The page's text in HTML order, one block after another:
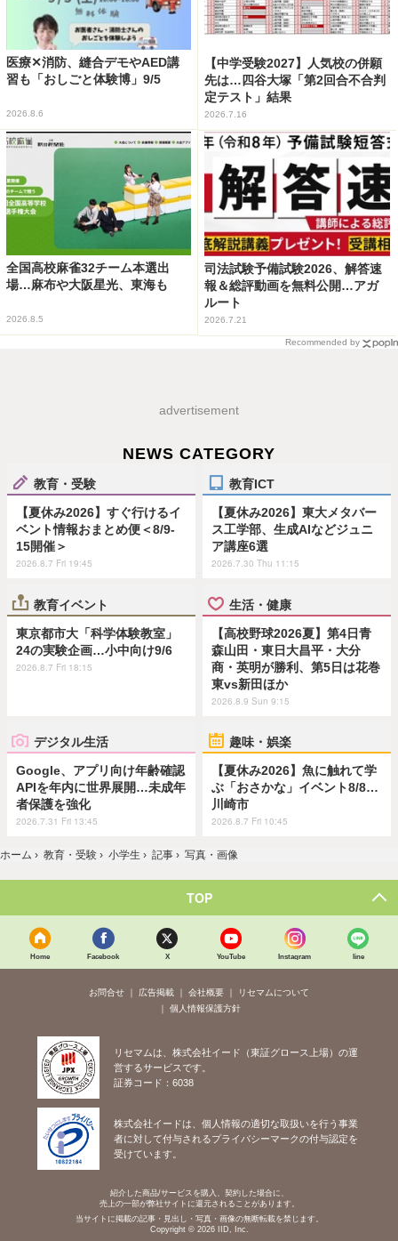
医療✕消防、縫合デモやAED講
習も「おしごと体験博」9/5
2026.8.6
【中学受験2027】人気校の併願
先は…四谷大塚「第2回合不合判
定テスト」結果
2026.7.16
全国高校麻雀32チーム本選出
場…麻布や大阪星光、東海も
2026.8.5
司法試験予備試験2026、解答速
報＆総評動画を無料公開…アガ
ルート
2026.7.21
Recommended by
advertisement
NEWS CATEGORY
教育・受験
【夏休み2026】すぐ行けるイ
ベント情報おまとめ便＜8/9-
15開催＞
2026.8.7 Fri 19:45
教育ICT
【夏休み2026】東大メタバー
ス工学部、生成AIなどジュニ
ア講座6選
2026.7.30 Thu 11:15
教育イベント
東京都市大「科学体験教室」
24の実験企画…小中向け9/6
2026.8.7 Fri 18:15
生活・健康
【高校野球2026夏】第4日青
森山田・東日大昌平・大分
商・英明が勝利、第5日は花巻
東vs新田ほか
2026.8.9 Sun 9:15
デジタル生活
Google、アプリ向け年齢確認
APIを年内に世界展開…未成年
者保護を強化
2026.7.31 Fri 13:45
趣味・娯楽
【夏休み2026】魚に触れて学
ぶ「おさかな」イベント8/8…
川崎市
2026.8.7 Fri 10:45
ホーム › 教育・受験 › 小学生 › 記事 › 写真・画像
TOP
Home Facebook X YouTube Instagram line
お問合せ 広告掲載 会社概要
リセマムについて
個人情報保護方針
リセマムは、株式会社イード（東証グロース上場）の運
営するサービスです。
証券コード：6038
株式会社イードは、個人情報の適切な取扱いを行う事業
者に対して付与されるプライバシーマークの付与認定を
受けています。
紹介した商品/サービスを購入、契約した場合に、
売上の一部が弊社サイトに還元されることがあります。
当サイトに掲載の記事・見出し・写真・画像の無断転載を禁じます。
Copyright © 2026 IID, Inc.